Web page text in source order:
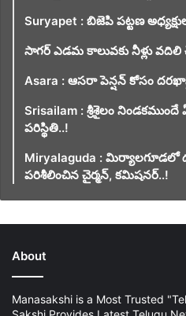
Suryapet : బిజెపి పట్టణ
సాగర్ ఎడమ కాలువకు నీళ్లు వదిలి
Asara : ఆసరా పెన్షన్ కోసం
Srisailam : శ్రీశైలం
పరిస్థితి..!
Miryalaguda : మిర్యాలగూడలో
పరిశీలించిన చైర్మన్, కమిషనర్..!
About
Manasakshi is a Most Trusted